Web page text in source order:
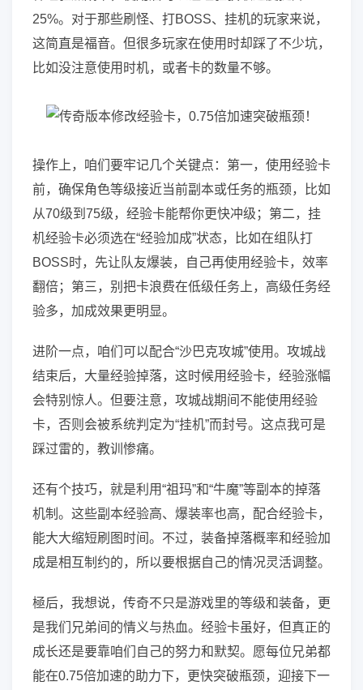
25%。对于那些刷怪、打BOSS、挂机的玩家来说，
这简直是福音。但很多玩家在使用时却踩了不少坑，
比如没注意使用时机，或者卡的数量不够。
操作上，咱们要牢记几个关键点：第一，使用经验卡
前，确保角色等级接近当前副本或任务的瓶颈，比如
从70级到75级，经验卡能帮你更快冲级；第二，挂
机经验卡必须选在“经验加成”状态，比如在组队打
BOSS时，先让队友爆装，自己再使用经验卡，效率
翻倍；第三，别把卡浪费在低级任务上，高级任务经
验多，加成效果更明显。
进阶一点，咱们可以配合“沙巴克攻城”使用。攻城战
结束后，大量经验掉落，这时候用经验卡，经验涨幅
会特别惊人。但要注意，攻城战期间不能使用经验
卡，否则会被系统判定为“挂机”而封号。这点我可是
踩过雷的，教训惨痛。
还有个技巧，就是利用“祖玛”和“牛魔”等副本的掉落
机制。这些副本经验高、爆装率也高，配合经验卡，
能大大缩短刷图时间。不过，装备掉落概率和经验加
成是相互制约的，所以要根据自己的情况灵活调整。
極后，我想说，传奇不只是游戏里的等级和装备，更
是我们兄弟间的情义与热血。经验卡虽好，但真正的
成长还是要靠咱们自己的努力和默契。愿每位兄弟都
能在0.75倍加速的助力下，更快突破瓶颈，迎接下一